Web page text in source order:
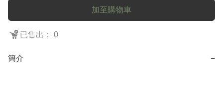
加至購物車
已售出： 0
簡介 −